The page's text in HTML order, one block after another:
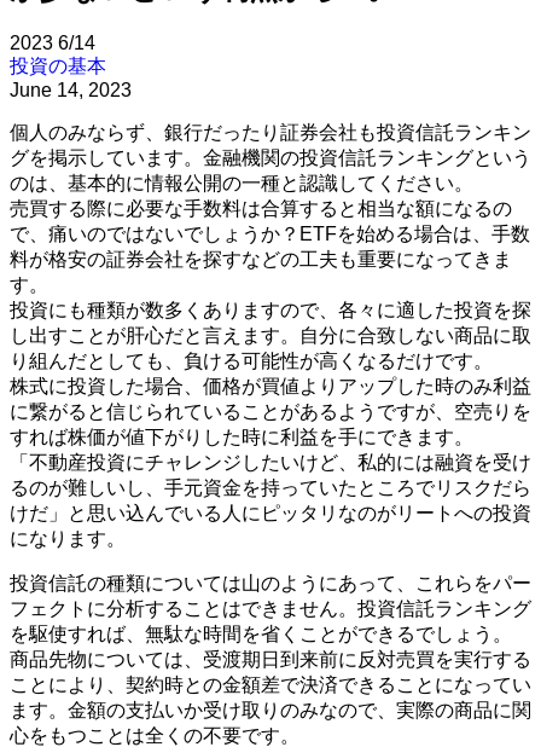
2023 6/14
投資の基本
June 14, 2023
個人のみならず、銀行だったり証券会社も投資信託ランキン
グを掲示しています。金融機関の投資信託ランキングという
のは、基本的に情報公開の一種と認識してください。
売買する際に必要な手数料は合算すると相当な額になるの
で、痛いのではないでしょうか？ETFを始める場合は、手数
料が格安の証券会社を探すなどの工夫も重要になってきま
す。
投資にも種類が数多くありますので、各々に適した投資を探
し出すことが肝心だと言えます。自分に合致しない商品に取
り組んだとしても、負ける可能性が高くなるだけです。
株式に投資した場合、価格が買値よりアップした時のみ利益
に繋がると信じられていることがあるようですが、空売りを
すれば株価が値下がりした時に利益を手にできます。
「不動産投資にチャレンジしたいけど、私的には融資を受け
るのが難しいし、手元資金を持っていたところでリスクだら
けだ」と思い込んでいる人にピッタリなのがリートへの投資
になります。
投資信託の種類については山のようにあって、これらをパー
フェクトに分析することはできません。投資信託ランキング
を駆使すれば、無駄な時間を省くことができるでしょう。
商品先物については、受渡期日到来前に反対売買を実行する
ことにより、契約時との金額差で決済できることになってい
ます。金額の支払いか受け取りのみなので、実際の商品に関
心をもつことは全くの不要です。